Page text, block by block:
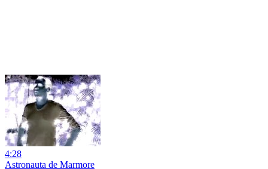
4:28
Astronauta de Marmore